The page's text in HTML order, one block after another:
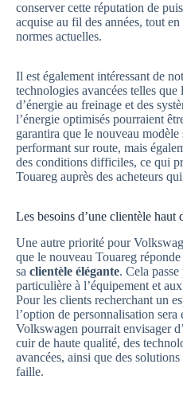
conserver cette réputation de
acquise au fil des années, tout
normes actuelles.
Il est également intéressant de
technologies avancées telles que
d’énergie au freinage et des
l’énergie optimisés pourraient
garantira que le nouveau
performant sur route, mais
des conditions difficiles, ce qui
Touareg auprès des acheteurs
Les besoins d’une clientèle haut
Une autre priorité pour
que le nouveau Touareg
sa clientèle élégante. Cela
particulière à l’équipement et
Pour les clients recherchant un
l’option de personnalisation sera
Volkswagen pourrait envisager
cuir de haute qualité, des
avancées, ainsi que des
faille.